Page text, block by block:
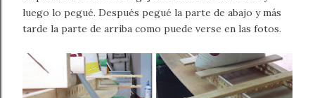
luego lo pegué. Después pegué la parte de abajo y más
tarde la parte de arriba como puede verse en las fotos.